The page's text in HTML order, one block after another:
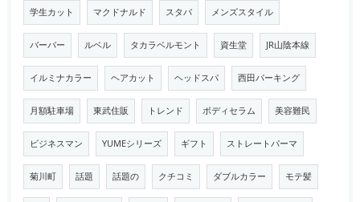
学生カット マクドナルド スタバ メンズスタイル
バーバー ルベル タカラベルモント 資生堂 JR山陰本線
イルミナカラー ヘアカット ヘッドスパ 西田パーキング
月額駐車場 東武住販 トレンド ボディセラム 美容難民
ビジネスマン YUMEシリーズ ギフト ストレートパーマ
菊川町 話題 話題の クチコミ ダブルカラー モテ髪